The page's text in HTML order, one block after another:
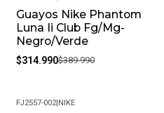
-19%
Guayos Nike Phantom
Luna Ii Club Fg/Mg-
Negro/Verde
$314.990$389.990
FJ2557-002|NIKE